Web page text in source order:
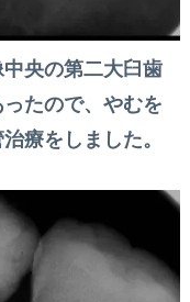
央の第二大臼歯
たので、やむを
療をしました。